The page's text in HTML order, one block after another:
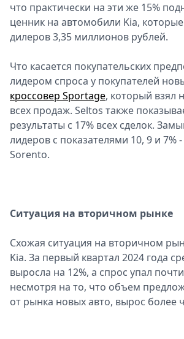
что практически на эти же 15%
ценник на автомобили Kia, которые
дилеров 3,35 миллионов рублей.
Что касается покупательских
лидером спроса у покупателей
кроссовер Sportage, который взял
всех продаж. Seltos также
результаты с 17% всех сделок.
лидеров с показателями 10, 9 и 7%
Sorento.
Ситуация на вторичном рынке
Схожая ситуация на вторичном
Kia. За первый квартал 2024 года
выросла на 12%, а спрос упал
несмотря на то, что объем
от рынка новых авто, вырос более